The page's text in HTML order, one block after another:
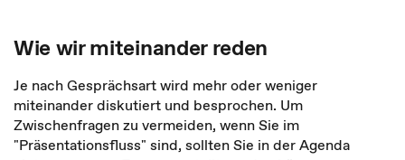
Wie wir miteinander reden
Je nach Gesprächsart wird mehr oder weniger
miteinander diskutiert und be­sprochen. Um
Zwischenfragen zu vermeiden, wenn Sie im
"Präsentationsfluss" sind, sollten Sie in der Agenda